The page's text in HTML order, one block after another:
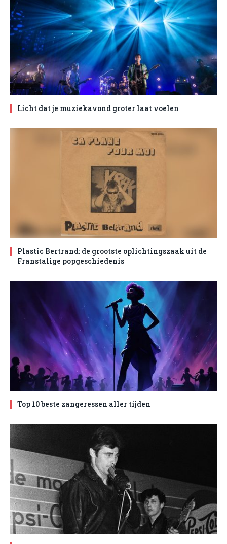
Licht dat je muziekavond groter laat voelen
Plastic Bertrand: de grootste oplichtingszaak uit de
Franstalige popgeschiedenis
Top 10 beste zangeressen aller tijden